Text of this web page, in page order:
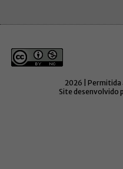
2026 | Permitida
Site desenvolvido